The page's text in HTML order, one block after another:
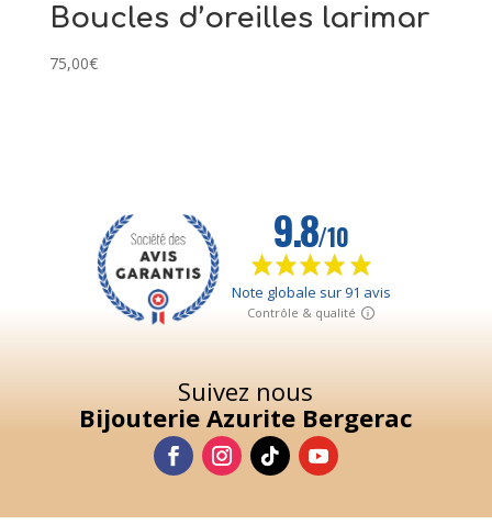
Boucles d’oreilles larimar
75,00€
Suivez nous
Bijouterie Azurite Bergerac